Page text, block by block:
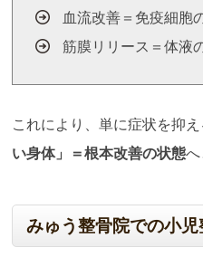
血流改善＝免疫細胞
筋膜リリース＝体液
これにより、単に症状を抑え
い身体」＝根本改善の状態へ
みゅう整骨院での小